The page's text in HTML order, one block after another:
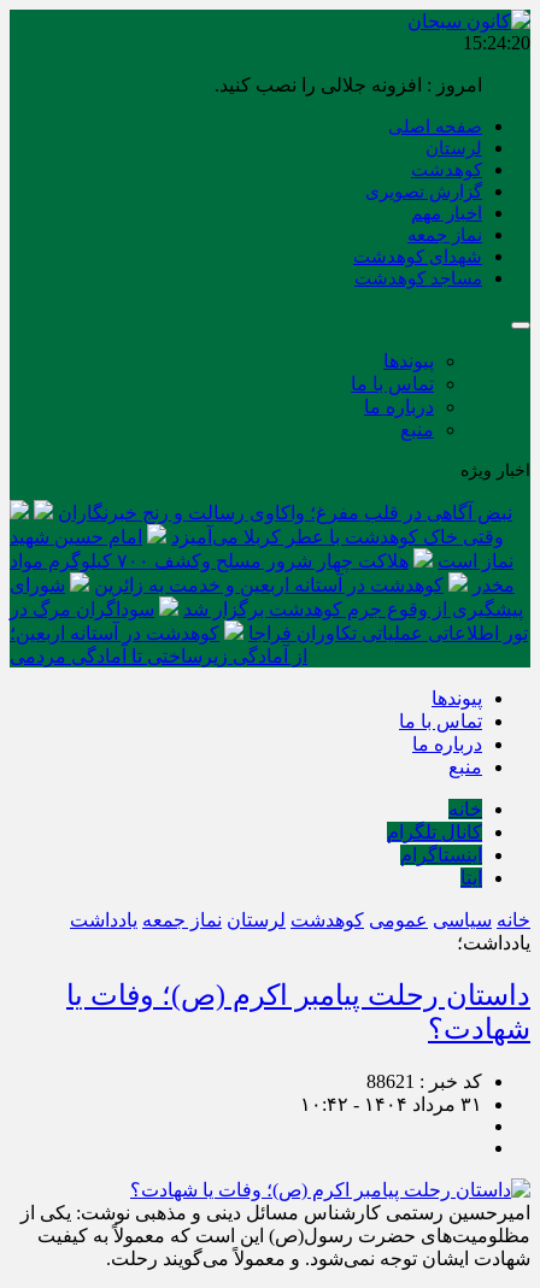
15:24:20
امروز : افزونه جلالی را نصب کنید.
صفحه اصلی
لرستان
کوهدشت
گزارش تصویری
اخبار مهم
نماز جمعه
شهدای کوهدشت
مساجد کوهدشت
پیوندها
تماس با ما
درباره ما
منبع
اخبار ویژه
نبض آگاهی در قلب مفرغ؛ واکاوی رسالت و رنج خبرنگاران
وقتی خاک کوهدشت با عطر کربلا می‌آمیزد
امام حسین شهید
نماز است
هلاکت چهار شرور مسلح وکشف ۷۰۰ کیلوگرم مواد
مخدر
کوهدشت در آستانه اربعین و خدمت‌ به زائرین
شورای
پیشگیری از وقوع جرم کوهدشت برگزار شد
سوداگران مرگ در
تور اطلاعاتی عملیاتی تکاوران فراجا
کوهدشت در آستانه اربعین؛
از آمادگی زیرساختی تا آمادگی مردمی
پیوندها
تماس با ما
درباره ما
منبع
خانه
کانال تلگرام
اینستاگرام
ایتا
خانه سیاسی عمومی کوهدشت لرستان نماز جمعه یادداشت
یادداشت؛
داستان رحلت پیامبر اکرم (ص)؛ وفات یا
شهادت؟
کد خبر : 88621
۳۱ مرداد ۱۴۰۴ - ۱۰:۴۲
امیرحسین رستمی کارشناس مسائل دینی و مذهبی نوشت: یکی از
مظلومیت‌های حضرت رسول(ص) این است که معمولاً به کیفیت
شهادت ایشان توجه نمی‌شود. و معمولاً می‌گویند رحلت.